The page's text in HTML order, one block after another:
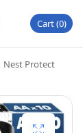
Cart 0
Nest Protect